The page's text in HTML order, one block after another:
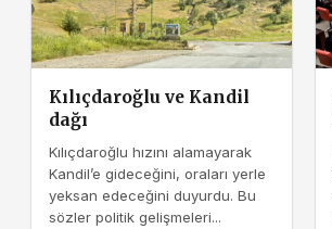
Kılıçdaroğlu ve Kandil
dağı
Kılıçdaroğlu hızını alamayarak
Kandil’e gideceğini, oraları yerle
yeksan edeceğini duyurdu. Bu
sözler politik gelişmeleri...